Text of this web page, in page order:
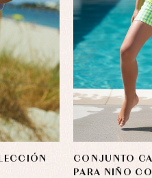
CONJUNTO
PARA NIÑO